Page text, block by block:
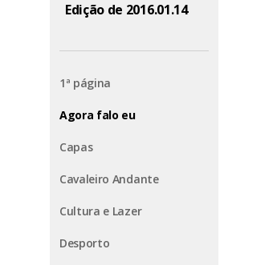
Edição de 2016.01.14
1ª página
Agora falo eu
Capas
Cavaleiro Andante
Cultura e Lazer
Desporto